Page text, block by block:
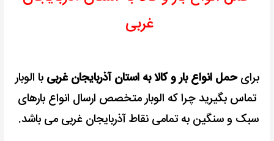
غربی
برایحمل انواع بار و کالا به استان آذربایجان غربی با الوبار
تماس بگیرید چرا که الوبار متخصص ارسال انواع بارهای
سبک و سنگین به تمامی نقاط آذربایجان غربی می باشد.